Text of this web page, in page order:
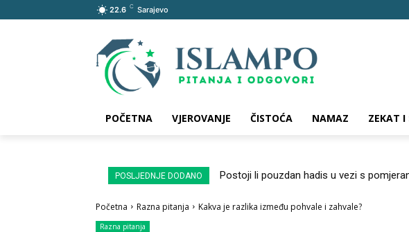
22.6 C Sarajevo
POČETNA VJEROVANJE ČISTOĆA NAMAZ ZEKAT I
POSLJEDNJE DODANO Postoji li pouzdan hadis u vezi s
Početna Razna pitanja Kakva je razlika između pohvale i zahvale?
Razna pitanja